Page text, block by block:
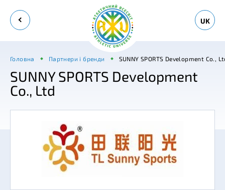
UK
Головна Партнери і бренди SUNNY SPORTS Development Co.,
SUNNY SPORTS Development
Co., Ltd